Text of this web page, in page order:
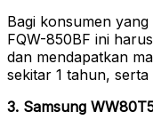
Bagi konsumen
FQW-850BF ini
dan mendapatkan
sekitar 1 tahun,
3. Samsung